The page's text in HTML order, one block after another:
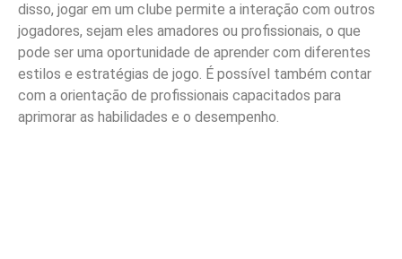
disso, jogar em um clube permite a interação com outros
jogadores, sejam eles amadores ou profissionais, o que
pode ser uma oportunidade de aprender com diferentes
estilos e estratégias de jogo. É possível também contar
com a orientação de profissionais capacitados para
aprimorar as habilidades e o desempenho.